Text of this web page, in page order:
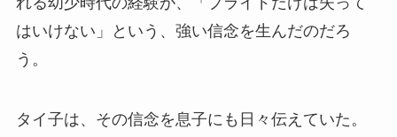
はいけない」という、強い信念を生んだのだろ
う。
タイ子は、その信念を息子にも日々伝えていた。